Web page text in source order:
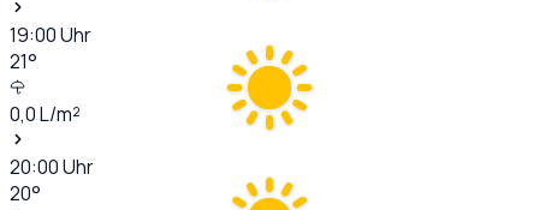
19:00Uhr
21°
0,0L/m²
20:00Uhr
20°